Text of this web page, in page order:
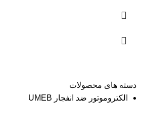
دسته های محصولات
الکتروموتور ضد انفجار UMEB